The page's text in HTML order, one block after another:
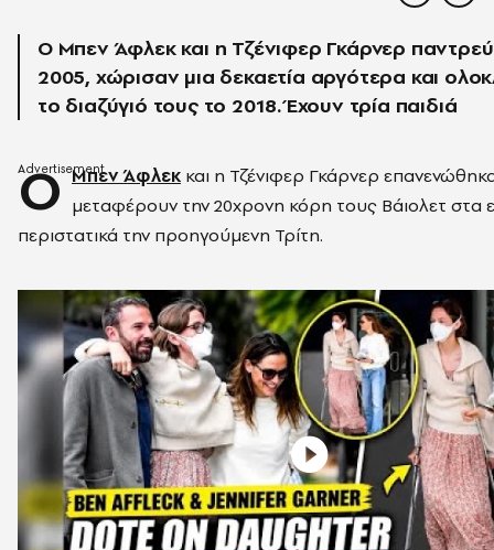
Ο Μπεν Άφλεκ και η Τζένιφερ Γκάρνερ
2005, χώρισαν μια δεκαετία αργότερα και
το διαζύγιό τους το 2018. Έχουν τρία παιδιά
Ο Μπεν Άφλεκ και η Τζένιφερ Γκάρνερ
μεταφέρουν την 20χρονη κόρη τους Βάιολετ στα
περιστατικά την προηγούμενη Τρίτη.